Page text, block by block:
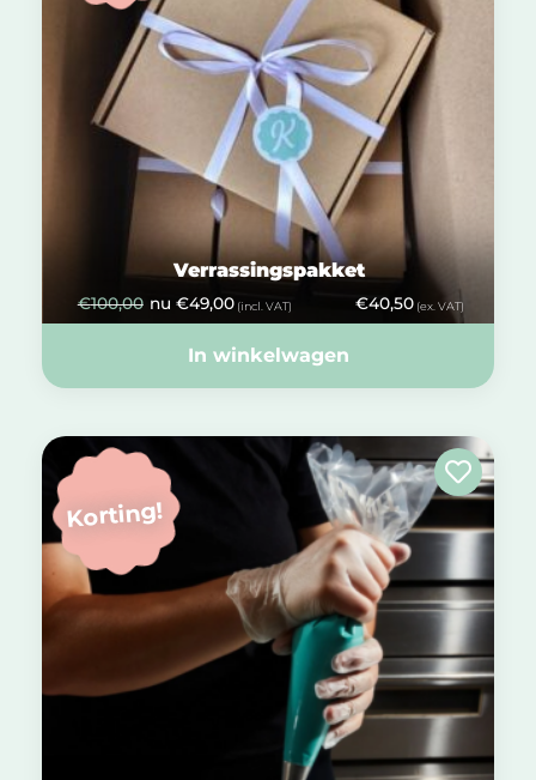
Verrassingspakket
€100,00 nu €49,00(incl. VAT) €40,50 (ex. VAT)
In winkelwagen
Korting!